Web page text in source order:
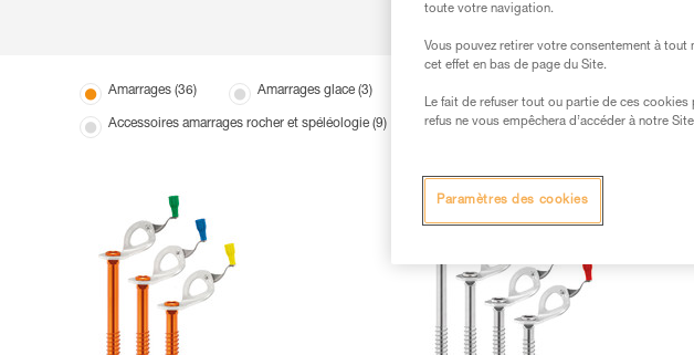
Amarrages (36) Amarrages glace (3)
Accessoires amarrages rocher et spéléologie (9) Anneaux (3)
toute votre navigation.
Vous pouvez retirer votre consentement à tout
cet effet en bas de page du Site.
Le fait de refuser tout ou partie de ces
refus ne vous empêchera d’accéder à notre
Paramètres des cookies